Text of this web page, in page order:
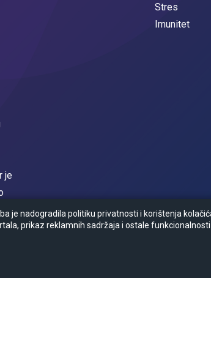
je
Stres
Imunitet
je nadogradila politiku privatnosti i korištenja
prikaz reklamnih sadržaja i ostale